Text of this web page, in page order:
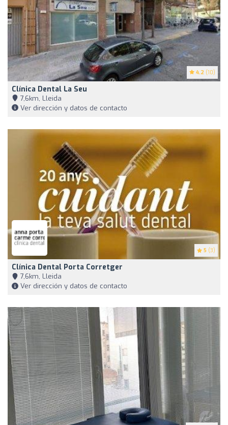
4.2 (10)
Clínica Dental La Seu
7,6km, Lleida
Ver dirección y datos de contacto
5 (3)
Clínica Dental Porta Corretger
7,6km, Lleida
Ver dirección y datos de contacto